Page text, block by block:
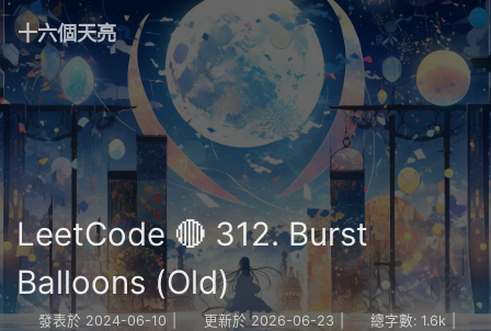
十六個天亮
LeetCode 🔴 312. Burst
Balloons (Old)
發表於 2024-06-10 更新於 2026-06-23 總字數: 1.6k